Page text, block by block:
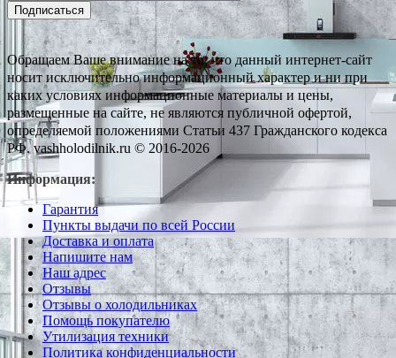
Подписаться
Обращаем Ваше внимание на то, что данный интернет-сайт
носит исключительно информационный характер и ни при
каких условиях информационные материалы и цены,
размещенные на сайте, не являются публичной офертой,
определяемой положениями Статьи 437 Гражданского кодекса
РФ. vashholodilnik.ru © 2016-2026
Информация:
Гарантия
Пункты выдачи по всей России
Доставка и оплата
Напишите нам
Наш адрес
Отзывы
Отзывы о холодильниках
Помощь покупателю
Утилизация техники
Политика конфиденциальности